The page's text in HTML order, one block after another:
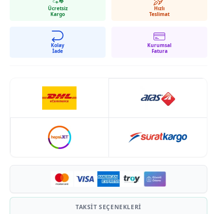
Yükseklik: 50 cm
Sehpada bulunan aksesuarlar fiyata dahil değildir
Ücretsiz
Kargo
Hızlı
Teslimat
Kolay
İade
Kurumsal
Fatura
TAKSIT SEÇENEKLERI